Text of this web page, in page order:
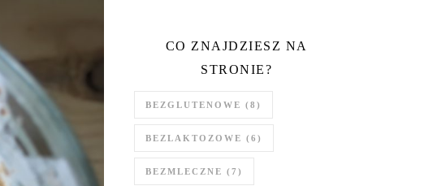
CO ZNAJDZIESZ NA
STRONIE?
BEZGLUTENOWE (8)
BEZLAKTOZOWE (6)
BEZMLECZNE (7)